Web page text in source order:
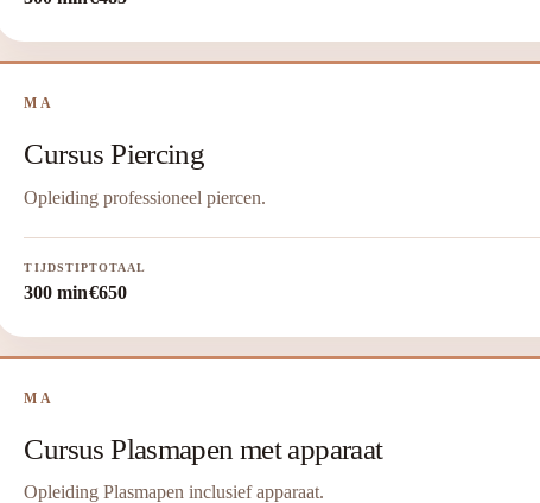
MA
Cursus Piercing
Opleiding professioneel piercen.
TIJDSTIP
300 min
TOTAAL
€650
MA
Cursus Plasmapen met apparaat
Opleiding Plasmapen inclusief apparaat.